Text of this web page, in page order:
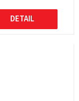
DETAIL